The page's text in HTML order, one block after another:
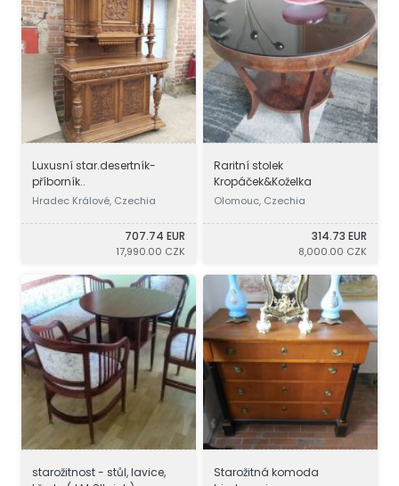
Luxusní star.desertník-
příborník..
Hradec Králové, Czechia
707.74 EUR
17,990.00 CZK
Raritní stolek
Kropáček&Koželka
Olomouc, Czechia
314.73 EUR
8,000.00 CZK
starožitnost - stůl, lavice,
Starožitná komoda